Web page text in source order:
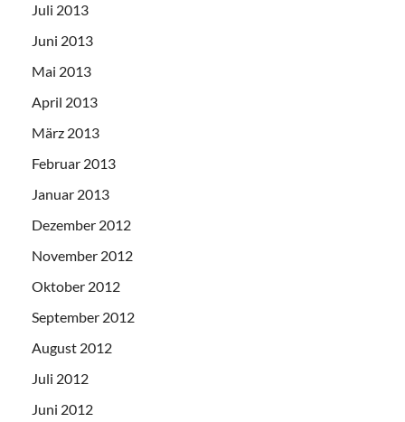
Juli 2013
Juni 2013
Mai 2013
April 2013
März 2013
Februar 2013
Januar 2013
Dezember 2012
November 2012
Oktober 2012
September 2012
August 2012
Juli 2012
Juni 2012